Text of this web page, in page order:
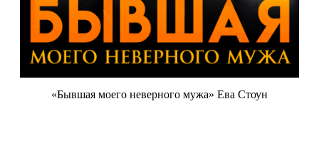
«Бывшая моего неверного мужа» Ева Стоун